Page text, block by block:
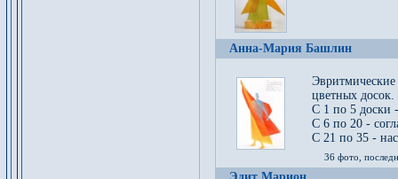
Анна-Мария Башлин
цветных досок.
С 1 по 5 доски
С 6 по 20 -
С 21 по 35 -
36 фото,